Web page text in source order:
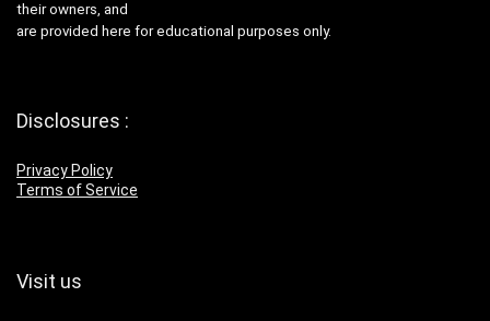
their owners, and
are provided here for educational purposes only.
Disclosures :
Privacy Policy
Terms of Service
Visit us